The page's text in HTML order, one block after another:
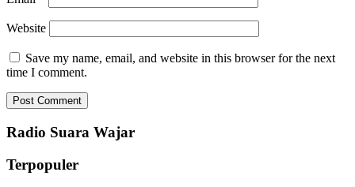
Website
Save my name, email, and website in this browser for the next
time I comment.
Radio Suara Wajar
Terpopuler